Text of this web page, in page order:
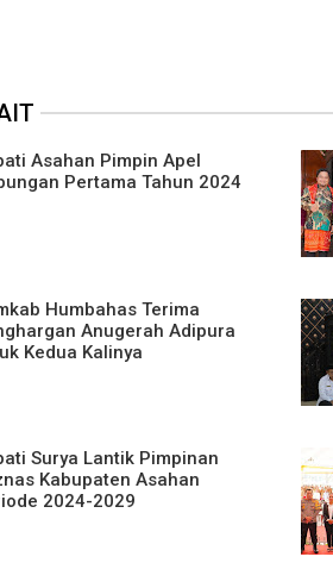
Asahan Pimpin Apel
Pertama Tahun 2024
Humbahas Terima
Anugerah Adipura
Kedua Kalinya
Surya Lantik Pimpinan
Kabupaten Asahan
2024-2029